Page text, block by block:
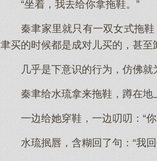
“坐着，我去给你拿拖鞋。”
秦聿家里就只有一双女式拖
聿买的时候都是成对儿买的，甚至
几乎是下意识的行为，仿佛就
秦聿给水琉拿来拖鞋，蹲在地
一边给她穿鞋，一边叨叨：“
水琉抿唇，含糊回了句：“我